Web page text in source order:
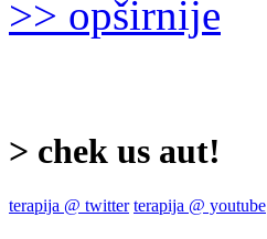
>> opširnije
> chek us aut!
terapija @ twitter terapija @ youtube